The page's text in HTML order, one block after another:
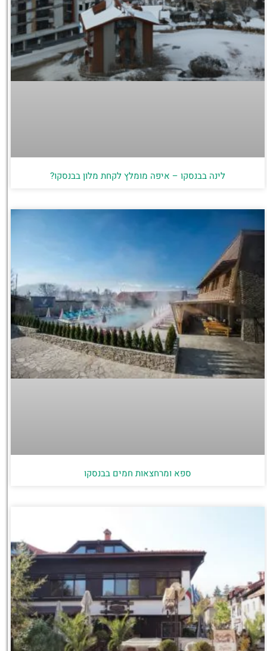
לינה בבנסקו – איפה מומלץ לקחת מלון בבנסקו?
ספא ומרחצאות חמים בבנסקו